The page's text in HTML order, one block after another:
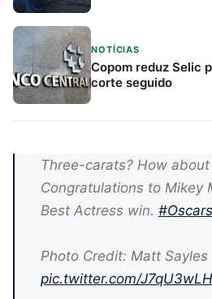
NOTÍCIAS
Copom reduz Selic
corte seguido
Three-carats? How about
Congratulations to Mikey
Best Actress win. #Oscars
Photo Credit: Matt Sayles
pic.twitter.com/